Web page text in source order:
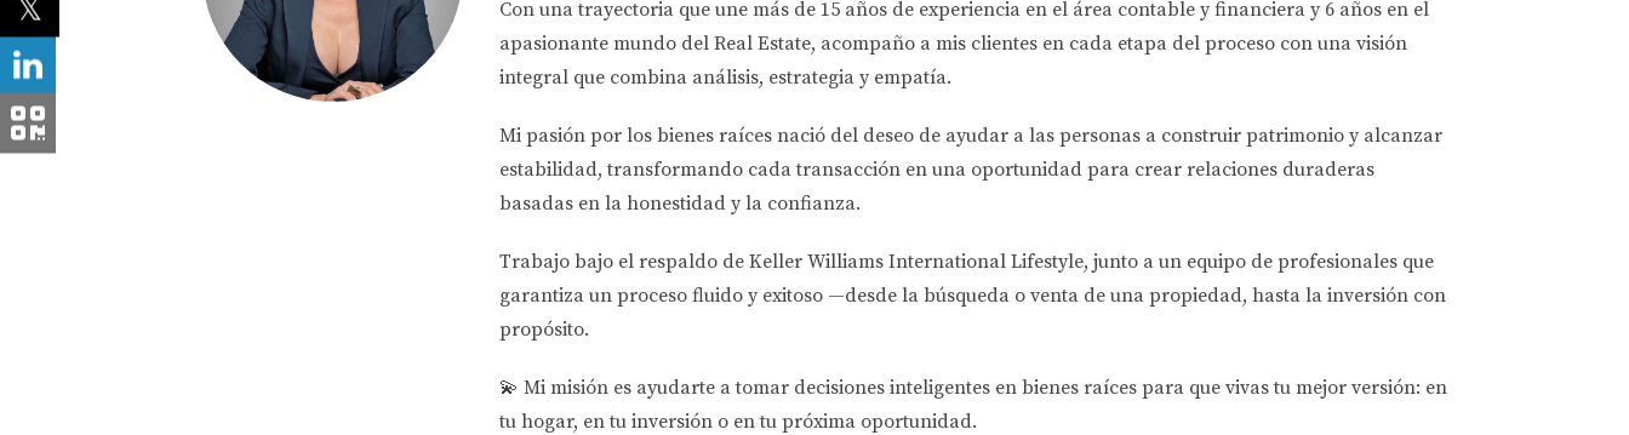
Con una trayectoria que une más de 15 años de experiencia en el área contable y financiera y 6 años en el
apasionante mundo del Real Estate, acompaño a mis clientes en cada etapa del proceso con una visión
integral que combina análisis, estrategia y empatía.
Mi pasión por los bienes raíces nació del deseo de ayudar a las personas a construir patrimonio y alcanzar
estabilidad, transformando cada transacción en una oportunidad para crear relaciones duraderas
basadas en la honestidad y la confianza.
Trabajo bajo el respaldo de Keller Williams International Lifestyle, junto a un equipo de profesionales que
garantiza un proceso fluido y exitoso —desde la búsqueda o venta de una propiedad, hasta la inversión con
propósito.
💫 Mi misión es ayudarte a tomar decisiones inteligentes en bienes raíces para que vivas tu mejor versión: en
tu hogar, en tu inversión o en tu próxima oportunidad.